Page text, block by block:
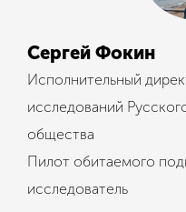
Сергей Фокин
Исполнительный
исследований
общества
Пилот обитаемого
исследователь